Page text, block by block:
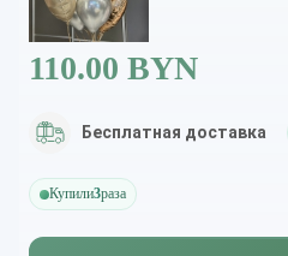
110.00 BYN
Бесплатная доставка
Купили3раза